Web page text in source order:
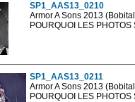
SP1_AAS13_0210
Armor A Sons 2013
POURQUOI LES
SP1_AAS13_0211
Armor A Sons 2013
POURQUOI LES